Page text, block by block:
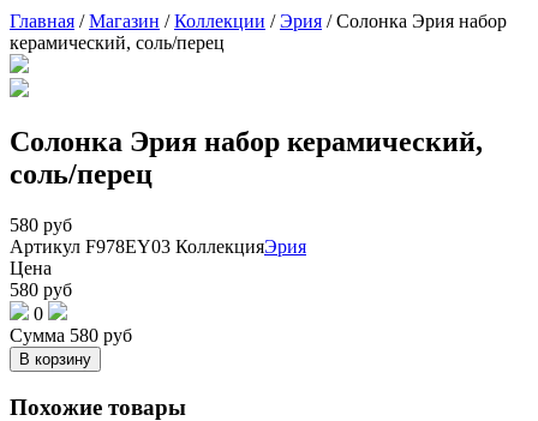
Главная /Магазин /Коллекции /Эрия /Солонка Эрия набор
керамический, соль/перец
Солонка Эрия набор керамический,
соль/перец
580 руб
Артикул F978EY03 КоллекцияЭрия
Цена
580 руб
0
Сумма 580 руб
В корзину
Похожие товары